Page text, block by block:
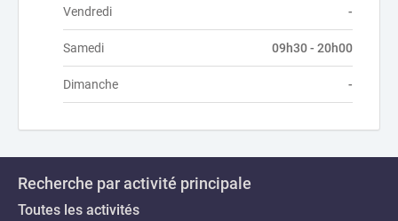
Vendredi -
Samedi 09h30 - 20h00
Dimanche -
Recherche par activité principale
Toutes les activités